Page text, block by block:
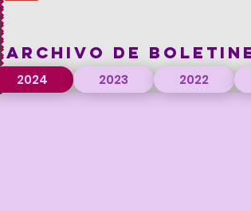
| ARCHIVO DE
2024 2023 2022